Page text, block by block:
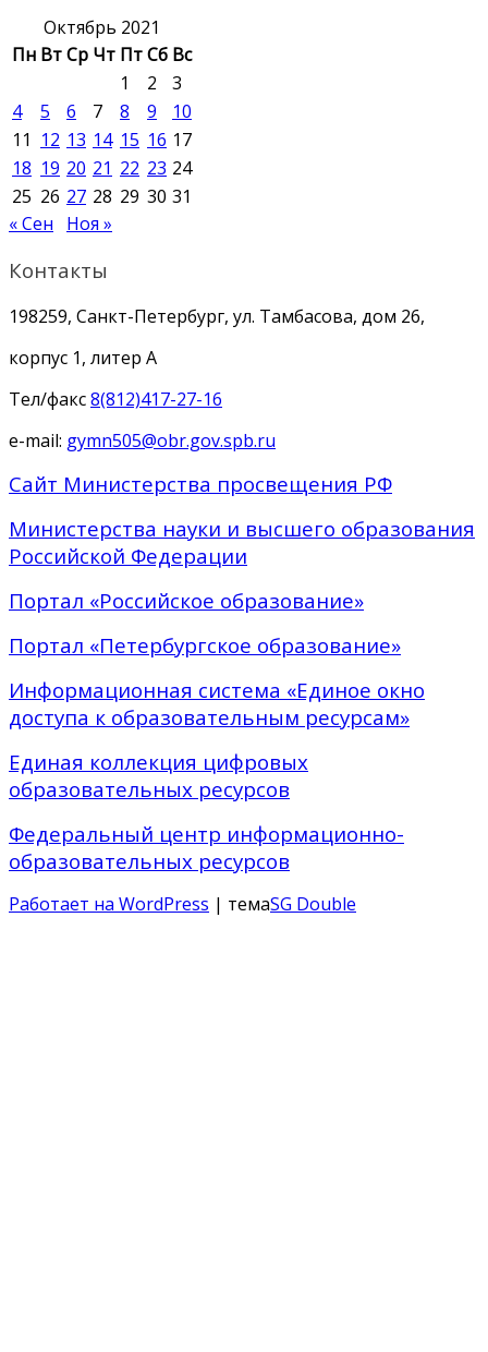
Октябрь 2021
Пн ВтСр Чт ПтСб Вс
1
2
3
4
5 6 7 8 9
10
11 12 13 14 15 16 17
18 19 20 21 22 23 24
25 26 27 28 29 30 31
« Сен
Ноя »
Контакты
198259, Санкт-Петербург, ул. Тамбасова, дом 26,
корпус 1, литер А
Тел/факс8(812)417-27-16
e-mail: gymn505@obr.gov.spb.ru
Сайт Министерства просвещения РФ
Министерства науки и высшего образования
Российской Федерации
Портал «Российское образование»
Портал «Петербургское образование»
Информационная система «Единое окно
доступа к образовательным ресурсам»
Единая коллекция цифровых
образовательных ресурсов
Федеральный центр информационно-
образовательных ресурсов
Работает на WordPress | темаSG Double